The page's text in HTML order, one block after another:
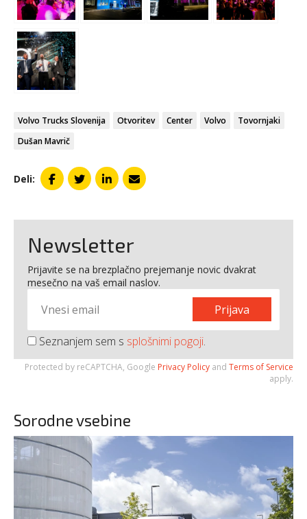
Volvo Trucks Slovenija Otvoritev Center Volvo
Tovornjaki
Dušan Mavrič
Deli:
Newsletter
Prijavite se na brezplačno prejemanje novic dvakrat
mesečno na vaš email naslov.
Prijava
Seznanjem sem s splošnimi pogoji.
Protected by reCAPTCHA, Google Privacy Policy and Terms of Service
apply.
Sorodne vsebine